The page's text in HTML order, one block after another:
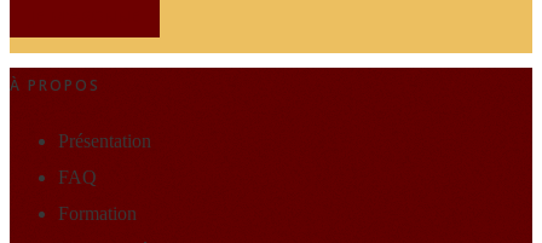
À PROPOS
Présentation
FAQ
Formation